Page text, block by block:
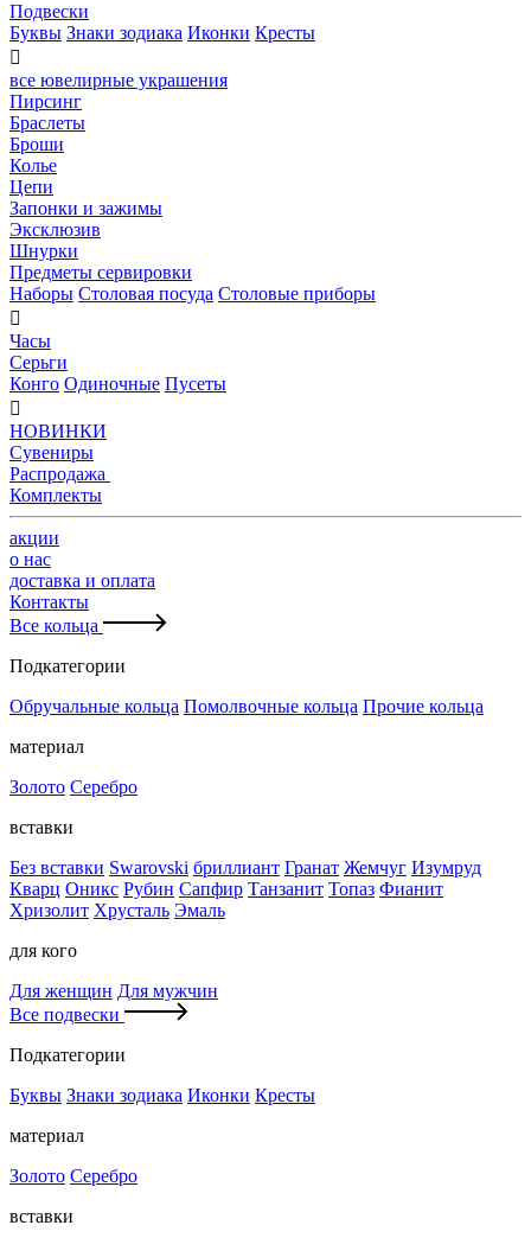
Подвески
Буквы Знаки зодиака Иконки Кресты

все ювелирные украшения
Пирсинг
Браслеты
Броши
Колье
Цепи
Запонки и зажимы
Эксклюзив
Шнурки
Предметы сервировки
Наборы Столовая посуда Столовые приборы

Часы
Серьги
Конго Одиночные Пусеты

НОВИНКИ
Сувениры
Распродажа
Комплекты
акции
о нас
доставка и оплата
Контакты
Все кольца
Подкатегории
Обручальные кольца Помолвочные кольца Прочие кольца
материал
Золото Серебро
вставки
Без вставки Swarovski бриллиант Гранат Жемчуг Изумруд
Кварц Оникс Рубин Сапфир Танзанит Топаз Фианит
Хризолит Хрусталь Эмаль
для кого
Для женщин Для мужчин
Все подвески
Подкатегории
Буквы Знаки зодиака Иконки Кресты
материал
Золото Серебро
вставки